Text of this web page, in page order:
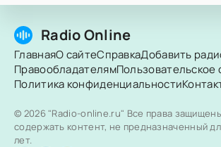
Radio Online
ГлавнаяО сайтеСправкаДобавить
ПравообладателямПользовательское
Политика конфиденциальности
© 2026 "Radio-online.ru" Все права
содержать контент, не предназначенный
лет.